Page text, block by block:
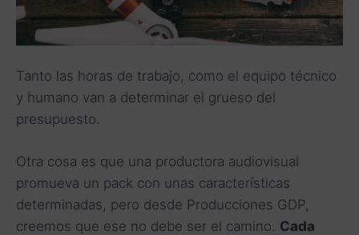
Tanto las horas de trabajo, como el equipo técnico
y humano van a determinar el grueso del
presupuesto.
Otra cosa es que una productora audiovisual
promueva un pack con unas características
determinadas, pero desde Producciones GDP,
creemos que ese no debe ser el camino. Cada